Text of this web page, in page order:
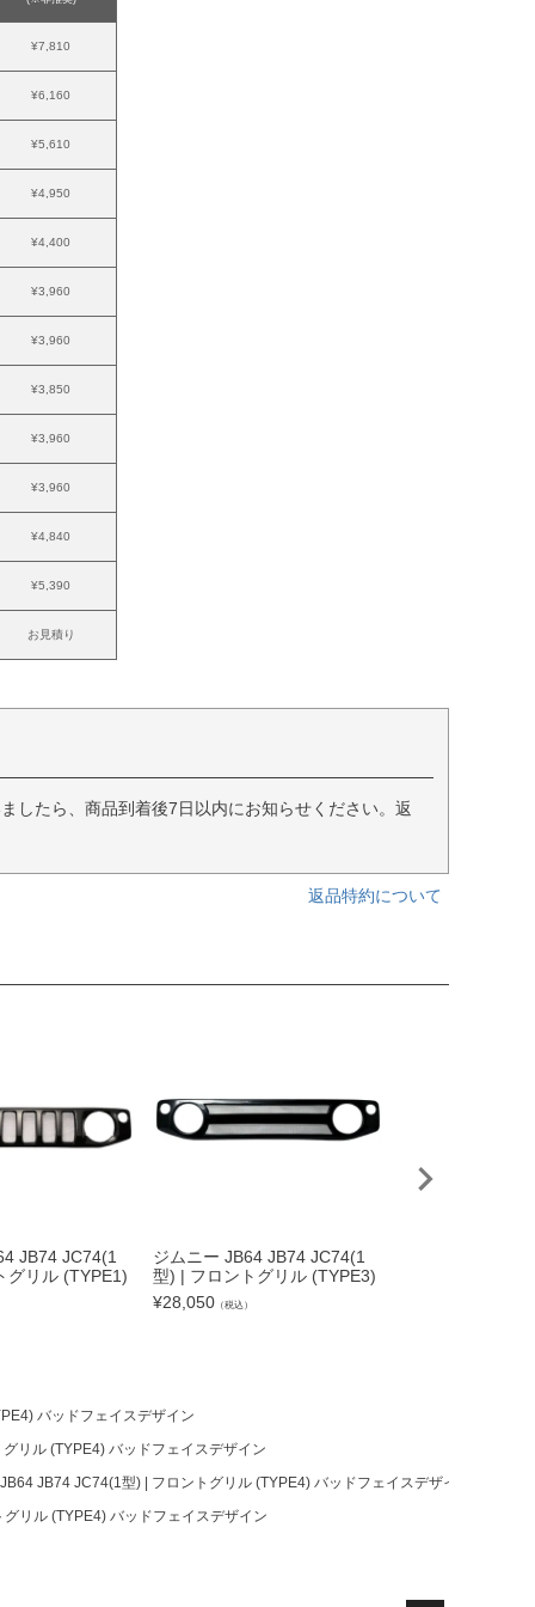
¥7,810
¥6,160
¥5,610
¥4,950
¥4,400
¥3,960
¥3,960
¥3,850
¥3,960
¥3,960
¥4,840
¥5,390
お見積り
したら、商品到着後7日以内にお知らせください。返
返品特約について
JB74 JC74(1
グリル (TYPE1)
ジムニー JB64 JB74 JC74(1
型) | フロントグリル (TYPE3)
¥28,050 （税込）
バッドフェイスデザイン
リル (TYPE4) バッドフェイスデザイン
JB74 JC74(1型) | フロントグリル (TYPE4) バッドフェイスデザイン
リル (TYPE4) バッドフェイスデザイン